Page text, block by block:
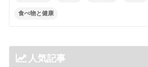
食べ物と健康
人気記事